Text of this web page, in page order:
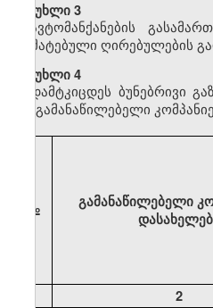
მუხლი 3
ავტომანქანების
დამატებული ღირებულების
მუხლი 4
დამტკიცდეს ბუნებრივი
გაზგამანაწილებელი
№
გამანაწილებელი
2